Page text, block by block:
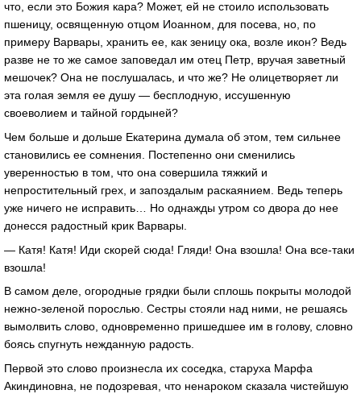
что, если это Божия кара? Может, ей не стоило использовать
пшеницу, освященную отцом Иоанном, для посева, но, по
примеру Варвары, хранить ее, как зеницу ока, возле икон? Ведь
разве не то же самое заповедал им отец Петр, вручая заветный
мешочек? Она не послушалась, и что же? Не олицетворяет ли
эта голая земля ее душу — бесплодную, иссушенную
своеволием и тайной гордыней?
Чем больше и дольше Екатерина думала об этом, тем сильнее
становились ее сомнения. Постепенно они сменились
уверенностью в том, что она совершила тяжкий и
непростительный грех, и запоздалым раскаянием. Ведь теперь
уже ничего не исправить… Но однажды утром со двора до нее
донесся радостный крик Варвары.
— Катя! Катя! Иди скорей сюда! Гляди! Она взошла! Она все-таки
взошла!
В самом деле, огородные грядки были сплошь покрыты молодой
нежно-зеленой порослью. Сестры стояли над ними, не решаясь
вымолвить слово, одновременно пришедшее им в голову, словно
боясь спугнуть нежданную радость.
Первой это слово произнесла их соседка, старуха Марфа
Акиндиновна, не подозревая, что ненароком сказала чистейшую